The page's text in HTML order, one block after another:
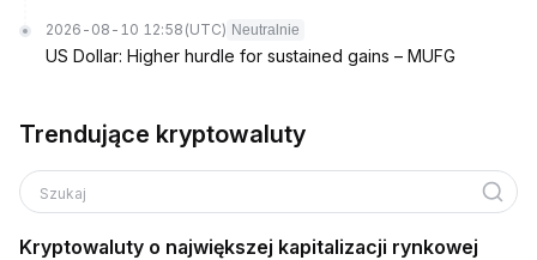
2026-08-10 12:58 (UTC) Neutralnie
US Dollar: Higher hurdle for sustained gains – MUFG
Trendujące kryptowaluty
Szukaj
Kryptowaluty o największej kapitalizacji rynkowej